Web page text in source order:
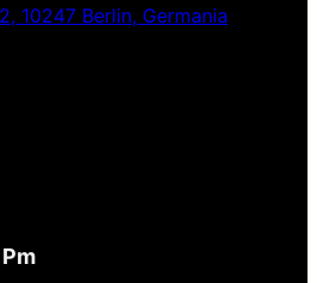
10247 Berlin, Germania